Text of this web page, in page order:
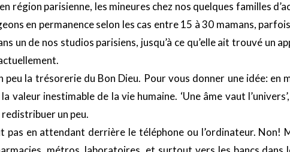
région parisienne, les mineures chez nos quelques familles
en permanence selon les cas entre 15 à 30 mamans,
un de nos studios parisiens, jusqu’à ce qu’elle ait trouvé un
peu la trésorerie du Bon Dieu. Pour vous donner une idée: en
valeur inestimable de la vie humaine. ‘Une âme vaut
un peu.
pas en attendant derrière le téléphone ou l’ordinateur. Non!